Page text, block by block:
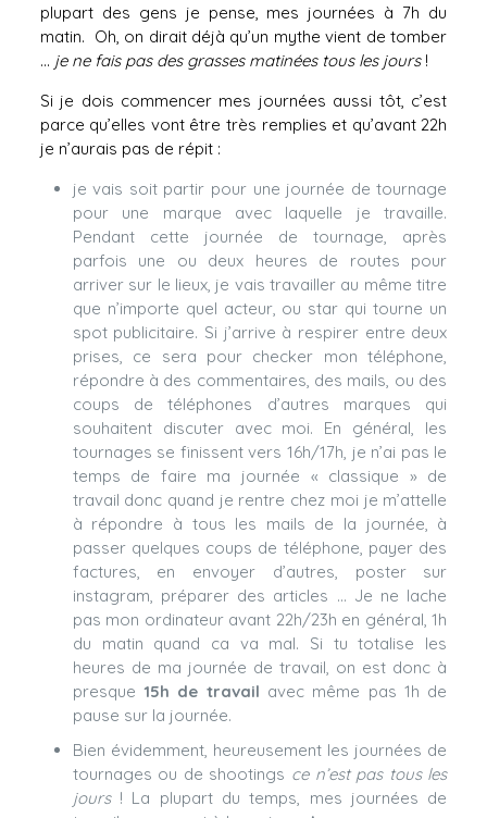
plupart des gens je pense, mes journées à 7h du
matin. Oh, on dirait déjà qu’un mythe vient de tomber
… je ne fais pas des grasses matinées tous les jours!
Si je dois commencer mes journées aussi tôt, c’est
parce qu’elles vont être très remplies et qu’avant 22h
je n’aurais pas de répit :
je vais soit partir pour une journée de tournage
pour une marque avec laquelle je travaille.
Pendant cette journée de tournage, après
parfois une ou deux heures de routes pour
arriver sur le lieux, je vais travailler au même titre
que n’importe quel acteur, ou star qui tourne un
spot publicitaire. Si j’arrive à respirer entre deux
prises, ce sera pour checker mon téléphone,
répondre à des commentaires, des mails, ou des
coups de téléphones d’autres marques qui
souhaitent discuter avec moi. En général, les
tournages se finissent vers 16h/17h, je n’ai pas le
temps de faire ma journée « classique » de
travail donc quand je rentre chez moi je m’attelle
à répondre à tous les mails de la journée, à
passer quelques coups de téléphone, payer des
factures, en envoyer d’autres, poster sur
instagram, préparer des articles … Je ne lache
pas mon ordinateur avant 22h/23h en général, 1h
du matin quand ca va mal. Si tu totalise les
heures de ma journée de travail, on est donc à
presque15h de travail avec même pas 1h de
pause sur la journée.
Bien évidemment, heureusement les journées de
tournages ou de shootings ce n’est pas tous les
jours! La plupart du temps, mes journées de